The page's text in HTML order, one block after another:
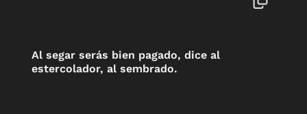
Al segar serás bien pagado, dice al
estercolador, al sembrado.